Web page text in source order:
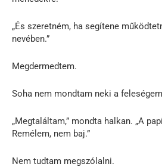
„És szeretném, ha segítene
nevében.”
Megdermedtem.
Soha nem mondtam neki a
„Megtaláltam,” mondta halkan. „A
Remélem, nem baj.”
Nem tudtam megszólalni.